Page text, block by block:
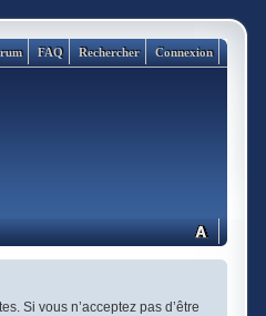
Connexion
Rechercher
FAQ
Si vous n’acceptez pas d’être